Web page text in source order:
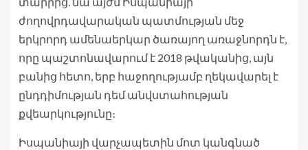
ժողովրդավարական պատմության մեջ
երկրորդ ամենաերկար ծառայող առաջնորդն է,
որը պաշտոնավարում է 2018 թվականից, այն
բանից հետո, երբ հաջողությամբ ղեկավարել է
ընդդիմության դեմ անվստահության
քվեարկությունը։
Իսպանիայի վարչապետին մոտ կանգնած